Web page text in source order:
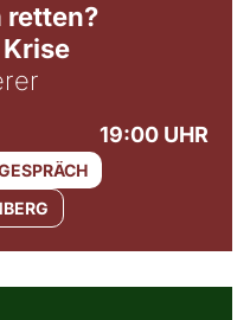
retten?
19:00 UHR